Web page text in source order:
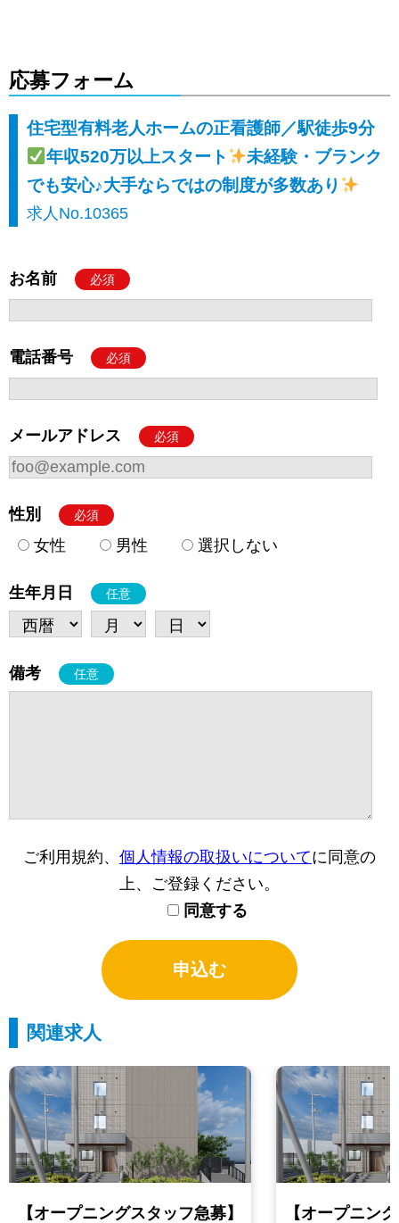
応募フォーム
住宅型有料老人ホームの正看護師／駅徒歩9分
年収520万以上スタート
未経験・ブランク
でも安心♪大手ならではの制度が多数あり
求人No.10365
お名前 必須
電話番号 必須
メールアドレス 必須
性別 必須
女性 男性 選択しない
生年月日 任意
備考 任意
ご利用規約、 個人情報の取扱いについてに同意の
上、ご登録ください。
同意する
関連求人
【オープニングスタッフ急募】
【オープニン